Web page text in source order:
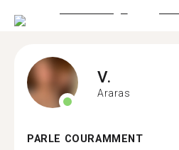
V.
Araras
PARLE COURAMMENT